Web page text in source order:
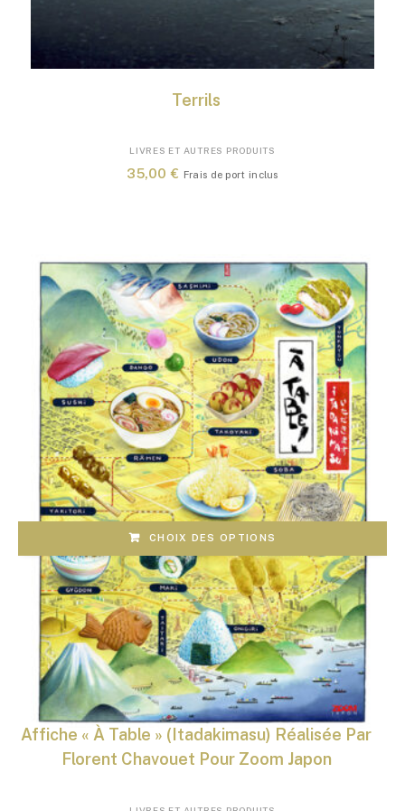
Terrils
LIVRES ET AUTRES PRODUITS
35,00€ Frais de port inclus
CHOIX DES OPTIONS
Affiche « À Table » (Itadakimasu) Réalisée Par
Florent Chavouet Pour Zoom Japon